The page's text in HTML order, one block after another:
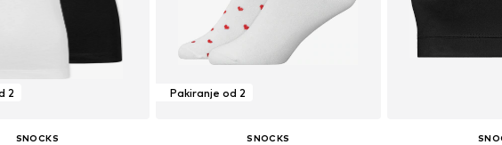
2
SNOCKS
Pakiranje od 2
SNOCKS